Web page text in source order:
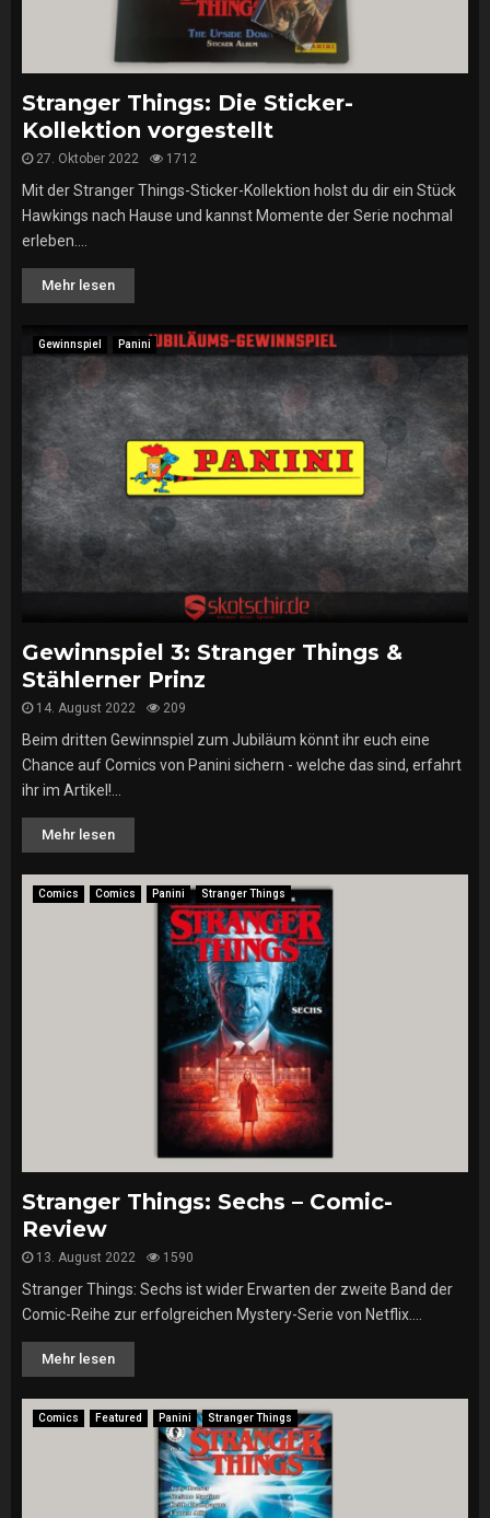
Stranger Things: Die Sticker-
Kollektion vorgestellt
27. Oktober 2022 1712
Mit der Stranger Things-Sticker-Kollektion holst du dir ein Stück
Hawkings nach Hause und kannst Momente der Serie nochmal
erleben....
Mehr lesen
Gewinnspiel Panini
Gewinnspiel 3: Stranger Things &
Stählerner Prinz
14. August 2022 209
Beim dritten Gewinnspiel zum Jubiläum könnt ihr euch eine
Chance auf Comics von Panini sichern - welche das sind, erfahrt
ihr im Artikel!...
Mehr lesen
Comics Comics Panini Stranger Things
Stranger Things: Sechs – Comic-
Review
13. August 2022 1590
Stranger Things: Sechs ist wider Erwarten der zweite Band der
Comic-Reihe zur erfolgreichen Mystery-Serie von Netflix....
Mehr lesen
Comics Featured Panini Stranger Things